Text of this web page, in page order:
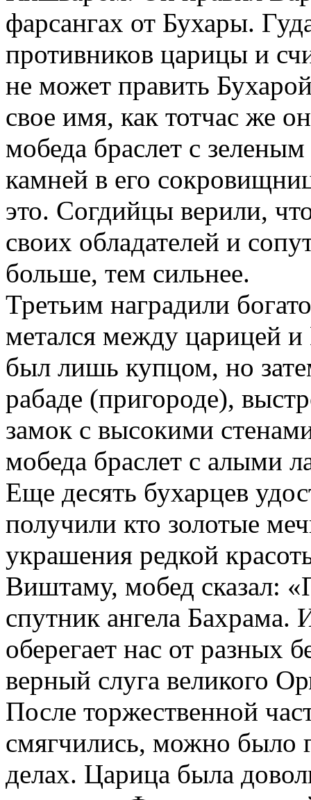
фарсангах от Бухары.
противников царицы и
не может править
свое имя, как тотчас же
мобеда браслет с
камней в его
это. Согдийцы верили,
своих обладателей и
больше, тем сильнее.
Третьим наградили
метался между царицей
был лишь купцом, но
рабаде (пригороде),
замок с высокими
мобеда браслет с алыми
Еще десять бухарцев
получили кто золотые
украшения редкой
Виштаму, мобед сказал:
спутник ангела
оберегает нас от разных
верный слуга великого
После торжественной
смягчились, можно было
делах. Царица была